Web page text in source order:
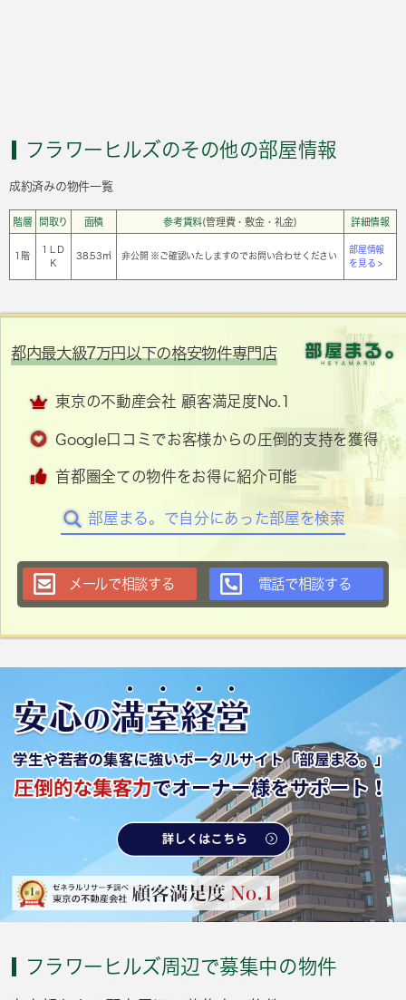
フラワーヒルズのその他の部屋情報
成約済みの物件一覧
階層 間取り 面積 参考賃料(管理費・敷金・礼金) 詳細情報
1階
1ＬＤ
Ｋ
38.53㎡ 非公開 ※ご確認いたしますのでお問い合わせください
部屋情報
を見る >
都内最大級7万円以下の格安物件専門店
東京の不動産会社 顧客満足度No.1
Google口コミでお客様からの圧倒的支持を獲得
首都圏全ての物件をお得に紹介可能
部屋まる。で自分にあった部屋を検索
メールで相談する 電話で相談する
フラワーヒルズ周辺で募集中の物件